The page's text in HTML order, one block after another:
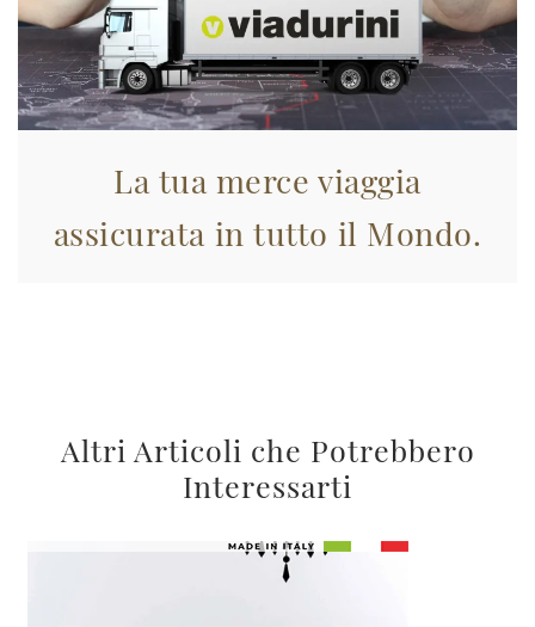
La tua merce viaggia
assicurata in tutto il Mondo.
Altri Articoli che Potrebbero
Interessarti